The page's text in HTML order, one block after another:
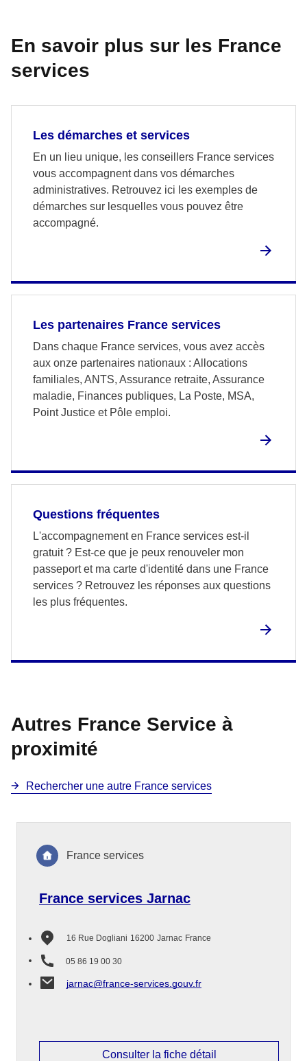
En savoir plus sur les France
services
Les démarches et services
En un lieu unique, les conseillers France services
vous accompagnent dans vos démarches
administratives. Retrouvez ici les exemples de
démarches sur lesquelles vous pouvez être
accompagné.
Les partenaires France services
Dans chaque France services, vous avez accès
aux onze partenaires nationaux : Allocations
familiales, ANTS, Assurance retraite, Assurance
maladie, Finances publiques, La Poste, MSA,
Point Justice et Pôle emploi.
Questions fréquentes
L'accompagnement en France services est-il
gratuit ? Est-ce que je peux renouveler mon
passeport et ma carte d'identité dans une France
services ? Retrouvez les réponses aux questions
les plus fréquentes.
Autres France Service à
proximité
Rechercher une autre France services
France services Jarnac
16 Rue Dogliani 16200 Jarnac France
05 86 19 00 30
jarnac@france-services.gouv.fr
France services
Consulter la fiche détail